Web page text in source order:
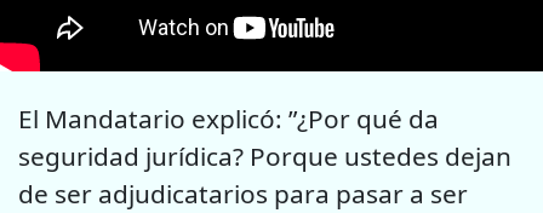
El Mandatario explicó: ”¿Por qué da
seguridad jurídica? Porque ustedes dejan
de ser adjudicatarios para pasar a ser